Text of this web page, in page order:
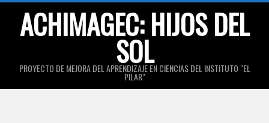
ACHIMAGEC: HIJOS DEL
SOL
PROYECTO DE MEJORA DEL APRENDIZAJE EN CIENCIAS DEL INSTITUTO "EL
PILAR"